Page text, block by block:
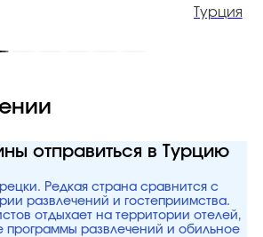
Турция
отправиться в Турцию
Редкая страна сравнится с
развлечений и гостеприимства.
отдыхает на территории отелей,
программы развлечений и обильное